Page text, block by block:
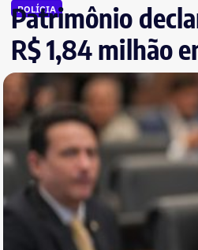
POLÍCIA
Patrimônio
R$ 1,84 milhão